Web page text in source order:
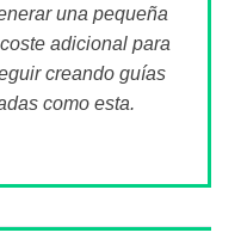
una pequeña
adicional para
creando guías
como esta.